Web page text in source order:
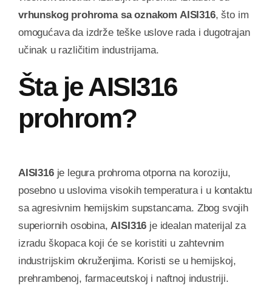
vrhunskog prohroma sa oznakom AISI316, što im
omogućava da izdrže teške uslove rada i dugotrajan
učinak u različitim industrijama.
Šta je AISI316
prohrom?
AISI316je legura prohroma otporna na koroziju,
posebno u uslovima visokih temperatura i u kontaktu
sa agresivnim hemijskim supstancama. Zbog svojih
superiornih osobina, AISI316 je idealan materijal za
izradu škopaca koji će se koristiti u zahtevnim
industrijskim okruženjima. Koristi se u hemijskoj,
prehrambenoj, farmaceutskoj i naftnoj industriji.